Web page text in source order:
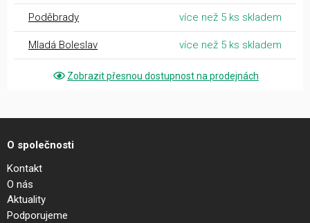
Poděbrady více než 5 ks skladem
Mladá Boleslav více než 5 ks skladem
Zobrazit přesnou dostupnost na prodejnách
O společnosti
Kontakt
O nás
Aktuality
Podporujeme